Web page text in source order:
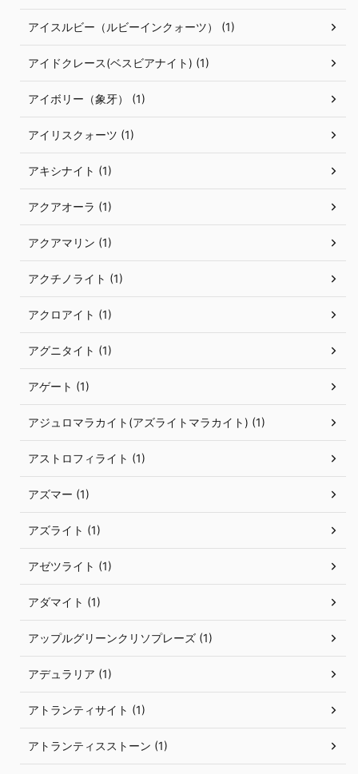
アイスルビー（ルビーインクォーツ） (1)
アイドクレース(ベスビアナイト) (1)
アイボリー（象牙） (1)
アイリスクォーツ (1)
アキシナイト (1)
アクアオーラ (1)
アクアマリン (1)
アクチノライト (1)
アクロアイト (1)
アグニタイト (1)
アゲート (1)
アジュロマラカイト(アズライトマラカイト) (1)
アストロフィライト (1)
アズマー (1)
アズライト (1)
アゼツライト (1)
アダマイト (1)
アップルグリーンクリソプレーズ (1)
アデュラリア (1)
アトランティサイト (1)
アトランティスストーン (1)